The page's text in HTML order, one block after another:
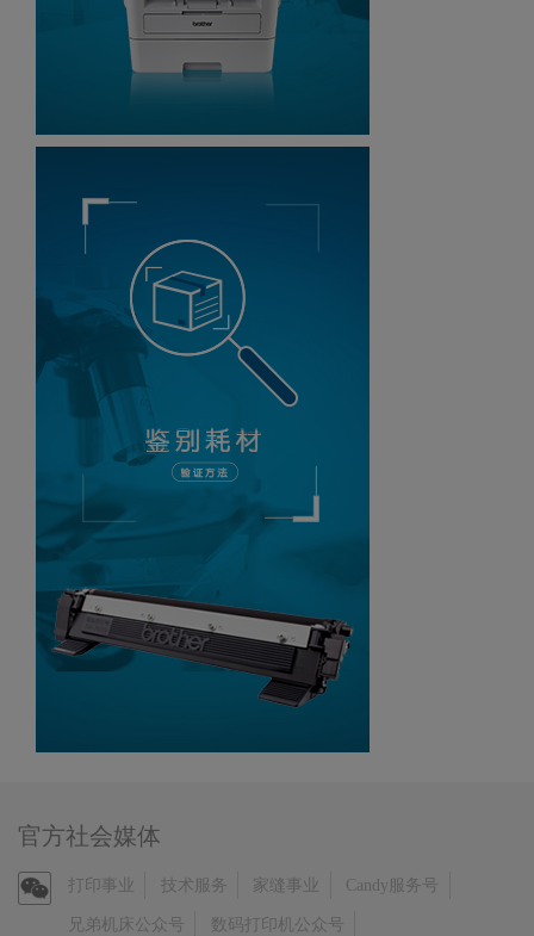
官方社会媒体
官
方
打印事业 技术服务 家缝事业 Candy服务号
兄弟机床公众号 数码打印机公众号